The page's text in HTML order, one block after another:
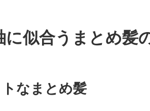
に似合うまとめ髪
なまとめ髪